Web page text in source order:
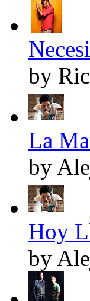
by
La
by
Hoy
by